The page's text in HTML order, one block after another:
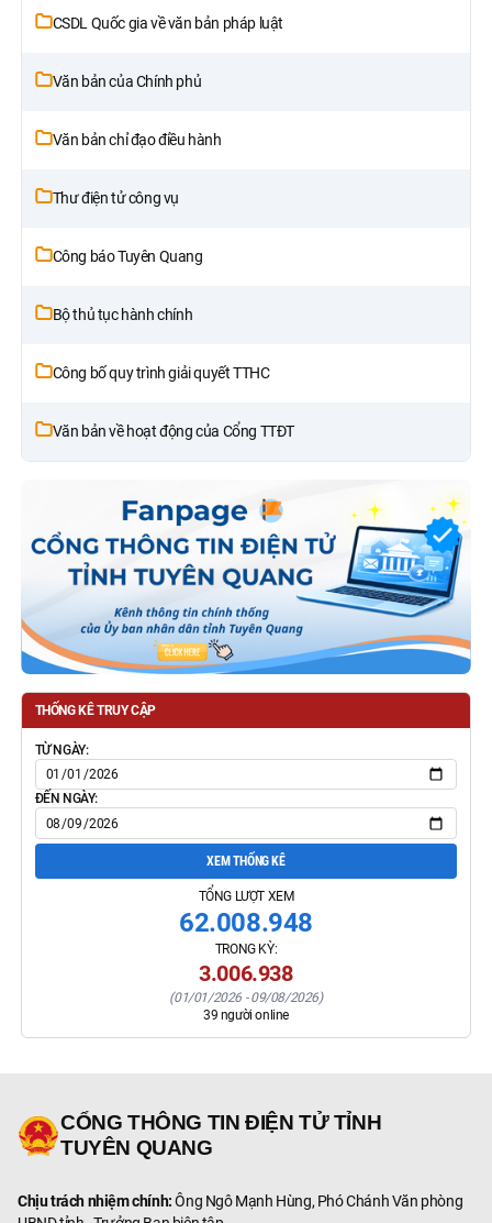
CSDL Quốc gia về văn bản pháp luật
Văn bản của Chính phủ
Văn bản chỉ đạo điều hành
Thư điện tử công vụ
Công báo Tuyên Quang
Bộ thủ tục hành chính
Công bố quy trình giải quyết TTHC
Văn bản về hoạt động của Cổng TTĐT
THỐNG KÊ TRUY CẬP
TỪ NGÀY:
ĐẾN NGÀY:
XEM THỐNG KÊ
TỔNG LƯỢT XEM
62.008.948
TRONG KỲ:
3.006.938
(01/01/2026 -09/08/2026)
39 người online
CỔNG THÔNG TIN ĐIỆN TỬ TỈNH
TUYÊN QUANG
Chịu trách nhiệm chính:Ông Ngô Mạnh Hùng, Phó Chánh Văn phòng